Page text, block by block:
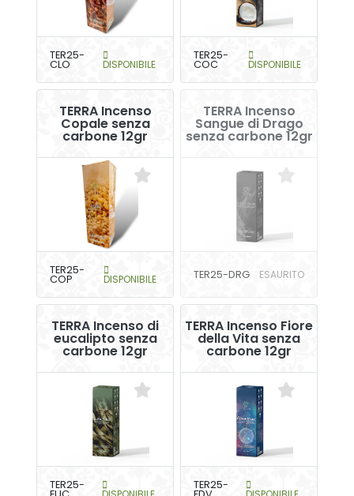
TER25-
CLO DISPONIBILE
TER25-
COC DISPONIBILE
TERRA Incenso
Copale senza
carbone 12gr
TER25-
COP DISPONIBILE
TERRA Incenso
Sangue di Drago
senza carbone 12gr
TER25-DRG ESAURITO
TERRA Incenso di
eucalipto senza
carbone 12gr
TER25-
TERRA Incenso Fiore
della Vita senza
carbone 12gr
TER25-